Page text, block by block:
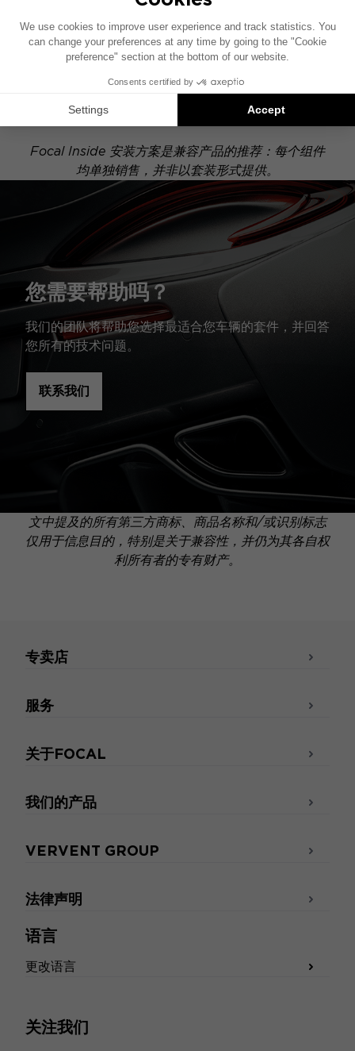
此安装示意图基于配有原厂音响系统的车辆绘制。如果
您的车辆配有特定的高保真选装配置，图中所示组件的
Focal Inside 安装方案是兼容产品的推荐：每个组件
均单独销售，并非以套装形式提供。
您需要帮助吗？
我们的团队将帮助您选择最适合您车辆的套件，并回答
您所有的技术问题。
联系我们
文中提及的所有第三方商标、商品名称和/或识别标志
仅用于信息目的，特别是关于兼容性，并仍为其各自权
利所有者的专有财产。
语言
更改语言
关注我们
专卖店
服务
关于FOCAL
我们的产品
VERVENT GROUP
法律声明